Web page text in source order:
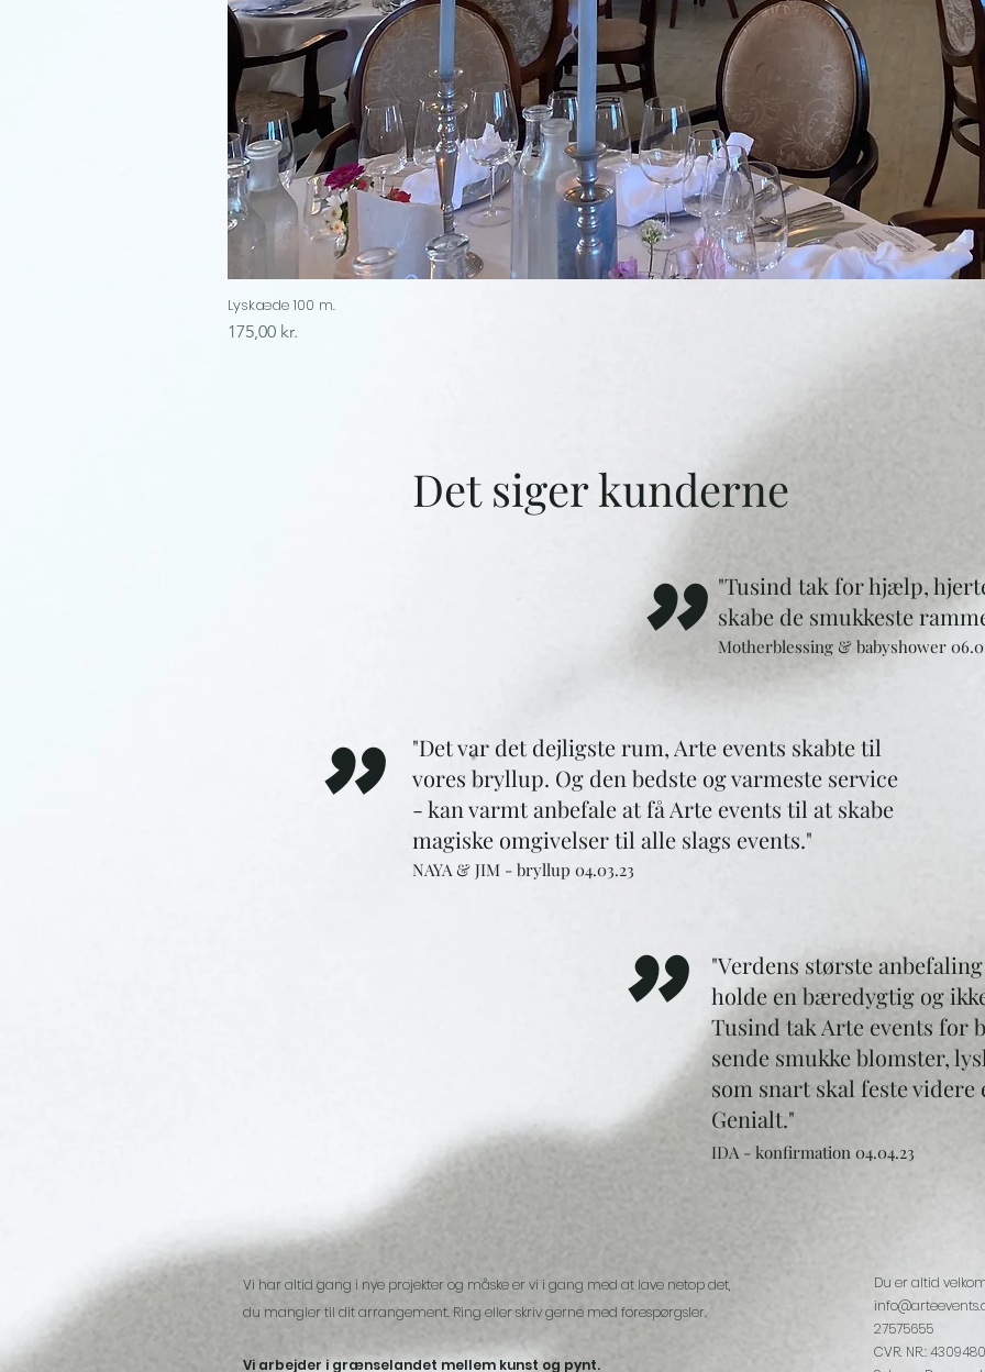
Lyskæde 100 m.
Price
175,00 kr.
Det siger kunderne
"
"Det var det dejligste rum, Arte events skabte til
vores bryllup. Og den bedste og varmeste service
- kan varmt anbefale at få Arte events til at skabe
magiske omgivelser til alle slags events."
NAYA & JIM - bryllup 04.03.23
""Tusind tak for hjælp,
skabe de smukkeste
Motherblessing & babyshower
" "Verdens største
holde en bæredygtig og
Tusind tak Arte events for
sende smukke blomster,
som snart skal feste videre
Genialt."
IDA - konfirmation 04.04.23
Vi har altid gang i nye projekter og måske er vi i gang med at lave netop det,
du mangler til dit arrangement. Ring eller skriv gerne med forespørgsler.
Vi arbejder i grænselandet mellem kunst og pynt.
Du er altid
27575655
CVR. NR.: